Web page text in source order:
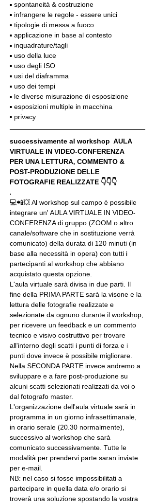
▪️ spontaneità & costruzione
▪️ infrangere le regole - essere unici
▪️ tipologie di messa a fuoco
▪️ applicazione in base al contesto
▪️ inquadrature/tagli
▪️ uso della luce
▪️ uso degli ISO
▪️ usi del diaframma
▪️ uso dei tempi
▪️ le diverse misurazione di esposizione
▪️ esposizioni multiple in macchina
▪️ privacy
successivamente al workshop  AULA
VIRTUALE IN VIDEO-CONFERENZA
PER UNA LETTURA, COMMENTO &
POST-PRODUZIONE DELLE
FOTOGRAFIE REALIZZATE 👇👇👇
.
💻📲💥 Al workshop sul campo è possibile
integrare un' AULA VIRTUALE IN VIDEO-
CONFERENZA di gruppo (ZOOM o altro
canale/software che in sostituzione verrà
comunicato) della durata di 120 minuti (in
base alla necessità in opera) con tutti i
partecipanti al workshop che abbiano
acquistato questa opzione.
L'aula virtuale sarà divisa in due parti. Il
fine della PRIMA PARTE sarà la visone e la
lettura delle fotografie realizzate e
selezionate da ognuno durante il workshop,
per ricevere un feedback e un commento
tecnico e visivo costruttivo per trovare
all'interno degli scatti i punti di forza e i
punti dove invece è possibile migliorare.
Nella SECONDA PARTE invece andremo a
sviluppare e a fare post-produzione su
alcuni scatti selezionati realizzati da voi o
dal fotografo master.
L'organizzazione dell'aula virtuale sarà in
programma in un giorno infrasettimanale,
in orario serale (20.30 normalmente),
successivo al workshop che sarà
comunicato successivamente. Tutte le
modalità per prendervi parte saran inviate
per e-mail.
NB: nel caso si fosse impossibilitati a
partecipare in quella data e/o orario si
troverà una soluzione spostando la vostra